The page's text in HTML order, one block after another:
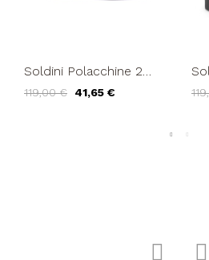
Soldini Polacchine 2
Cognac
119,00 € 41,65 €